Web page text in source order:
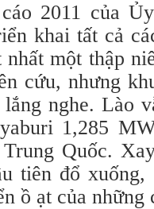
2011 của
khai tất cả
một thập
cứu, nhưng
nghe. Lào
1,285
Quốc.
tiên đổ
ồ ạt của những